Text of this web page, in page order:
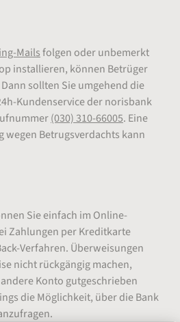
Mailsfolgen oder unbemerkt
installieren, können Betrüger
sollten Sie umgehend die
Kundenservice der norisbank
(030) 310-66005. Eine
Betrugsverdachts kann
Sie einfach im Online-
Zahlungen per Kreditkarte
Verfahren. Überweisungen
nicht rückgängig machen,
Konto gutgeschrieben
die Möglichkeit, über die Bank